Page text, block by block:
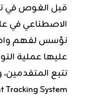
قبل الغوص في
الاصطناعي في
نؤسس لفهم واضح
عليها عملية
تتبع